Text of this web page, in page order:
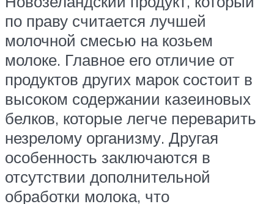
по праву считается лучшей
молочной смесью на козьем
молоке. Главное его отличие от
продуктов других марок состоит в
высоком содержании казеиновых
белков, которые легче переварить
незрелому организму. Другая
особенность заключаются в
отсутствии дополнительной
обработки молока, что